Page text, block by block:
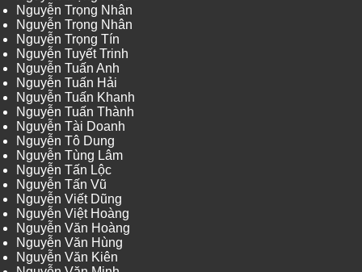
Nguyễn Trọng Nhân
Nguyễn Trọng Nhân
Nguyễn Trọng Tín
Nguyễn Tuyết Trinh
Nguyễn Tuấn Anh
Nguyễn Tuấn Hải
Nguyễn Tuấn Khanh
Nguyễn Tuấn Thành
Nguyễn Tài Doanh
Nguyễn Tô Dung
Nguyễn Tùng Lâm
Nguyễn Tấn Lộc
Nguyễn Tấn Vũ
Nguyễn Viết Dũng
Nguyễn Việt Hoàng
Nguyễn Văn Hoàng
Nguyễn Văn Hùng
Nguyễn Văn Kiên